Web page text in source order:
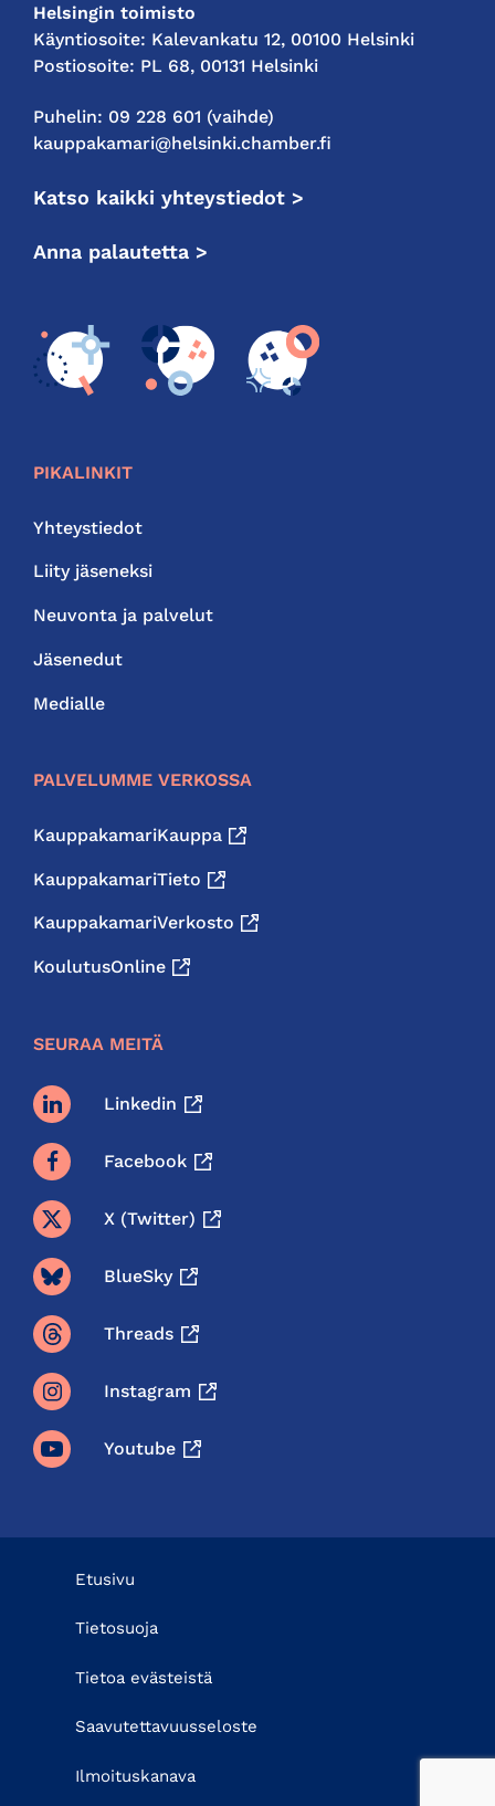
Helsingin toimisto
Käyntiosoite: Kalevankatu 12, 00100 Helsinki
Postiosoite: PL 68, 00131 Helsinki
Puhelin: 09 228 601 (vaihde)
kauppakamari@helsinki.chamber.fi
Katso kaikki yhteystiedot >
Anna palautetta >
PIKALINKIT
Yhteystiedot
Liity jäseneksi
Neuvonta ja palvelut
Jäsenedut
Medialle
PALVELUMME VERKOSSA
KauppakamariKauppa
KauppakamariTieto
KauppakamariVerkosto
KoulutusOnline
SEURAA MEITÄ
Linkedin
Facebook
X (twitter)
BlueSky
Threads
Instagram
Youtube
Etusivu
Tietosuoja
Tietoa evästeistä
Saavutettavuusseloste
Ilmoituskanava